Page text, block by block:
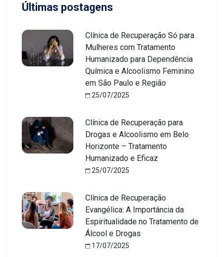
Últimas postagens
Clínica de Recuperação Só para
Mulheres com Tratamento
Humanizado para Dependência
Química e Alcoolismo Feminino
em São Paulo e Região
25/07/2025
Clínica de Recuperação para
Drogas e Alcoolismo em Belo
Horizonte – Tratamento
Humanizado e Eficaz
25/07/2025
Clínica de Recuperação
Evangélica: A Importância da
Espiritualidade no Tratamento de
Álcool e Drogas
17/07/2025